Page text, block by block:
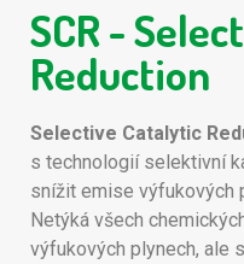
SCR -
Reduction
Selective Catalytic
s technologií selektivní
snížit emise výfukových
Netýká všech
výfukových plynech, ale